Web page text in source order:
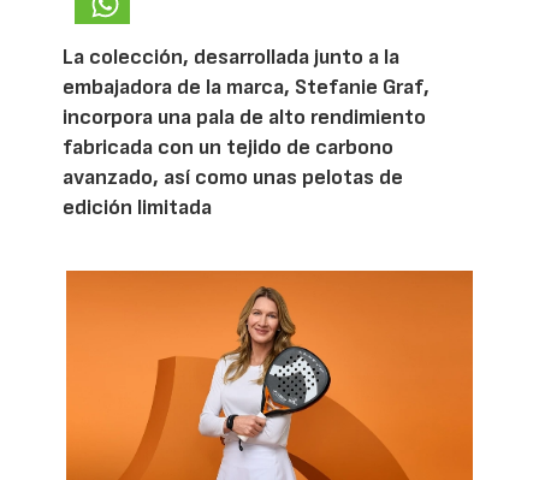
La colección, desarrollada junto a la
embajadora de la marca, Stefanie Graf,
incorpora una pala de alto rendimiento
fabricada con un tejido de carbono
avanzado, así como unas pelotas de
edición limitada